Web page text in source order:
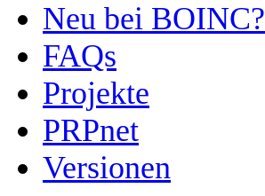
Neu bei BOINC?
FAQs
Projekte
PRPnet
Versionen